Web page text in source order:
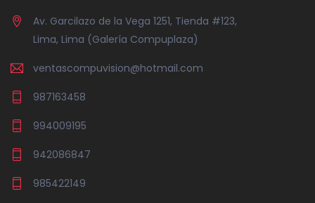
Av. Garcilazo de la Vega 1251, Tienda #123,
Lima, Lima (Galería Compuplaza)
ventascompuvision@hotmail.com
987163458
994009195
942086847
985422149